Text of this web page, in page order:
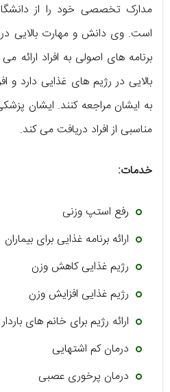
مدارک تخصصی خود را از
است. وی دانش و مهارت بالایی
برنامه های اصولی به افراد ارائه
بالایی در رژیم های غذایی دارد و
به ایشان مراجعه کنند. ایشان
مناسبی از افراد دریافت می کند.
خدمات:
رفع استپ وزنی
ارائه برنامه غذایی برای بیماران
رژیم غذایی کاهش وزن
رژیم غذایی افزایش وزن
ارائه رژیم برای خانم های
درمان کم اشتهایی
درمان پرخوری عصبی